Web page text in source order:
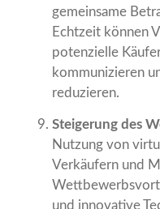
gemeinsame
Echtzeit können
potenzielle
kommunizieren
reduzieren.
Steigerung des
Nutzung von
Verkäufern und
und innovative